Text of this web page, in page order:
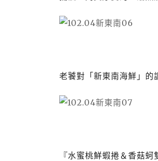
老饕對「新東南海鮮」的
『水蜜桃鮮蝦捲＆香菇蚵